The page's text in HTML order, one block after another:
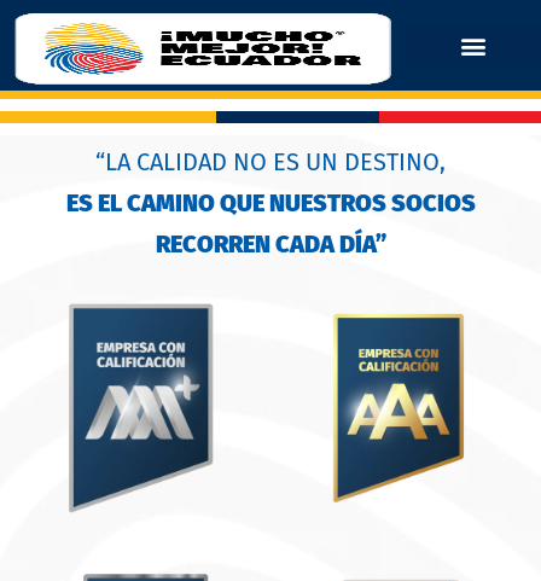
“LA CALIDAD NO ES UN DESTINO,
ES EL CAMINO QUE NUESTROS SOCIOS
RECORREN CADA DÍA”